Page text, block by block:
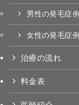
男性の発毛症例
女性の発毛症例
治療の流れ
料金表